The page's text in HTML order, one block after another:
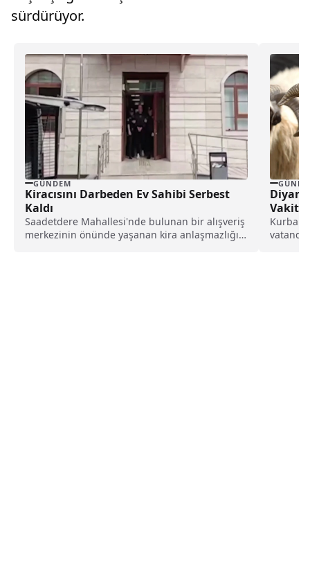
sürdürüyor.
GÜNDEM
Kiracısını Darbeden Ev Sahibi Serbest
Kaldı
Saadetdere Mahallesi'nde bulunan bir alışveriş
merkezinin önünde yaşanan kira anlaşmazlığı,
Kurban